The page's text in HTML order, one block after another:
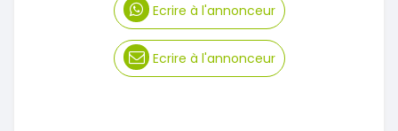
Ecrire à l'annonceur
Ecrire à l'annonceur